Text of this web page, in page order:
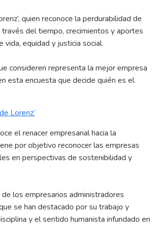
quien reconoce la perdurabilidad de
del tiempo, crecimientos y aportes
equidad y justicia social.
consideren representa la mejor empresa
esta encuesta que decide quién es el
Lorenz’
el renacer empresarial hacia la
por objetivo reconocer las empresas
en perspectivas de sostenibilidad y
los empresarios administradores
se han destacado por su trabajo y
y el sentido humanista infundado en